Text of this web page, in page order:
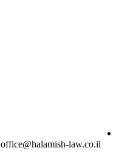
office@halamish-law.co.il